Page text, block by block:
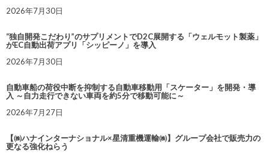
2026年7月30日
“独自開発こだわり”のサプリメントでD2C展開する「ウェルモット製薬」
がEC自動出荷アプリ「シッピーノ」を導入
2026年7月30日
自動車船の荷役中断を抑制する自動車移動用「スケーター」を開発・導
入 ～自力走行できない車両を約5分で移動可能に～
2026年7月27日
【㈱ハナインターナショナル×星清重機運輸㈱】グループ会社で販売力の
更なる強化ねらう